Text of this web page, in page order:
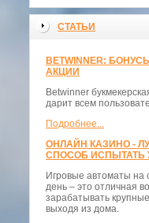
СТАТЬИ
BETWINNER:
АКЦИИ
Betwinner
дарит всем
Подробнее...
ОНЛАЙН КАЗИНО -
СПОСОБ ИСПЫТАТЬ
Игровые автоматы на
день – это отличная
зарабатывать
выходя из дома.